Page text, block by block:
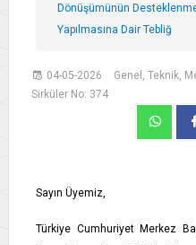
Dönüşümünün
Yapılmasına Dair Tebliğ
04-05-2026 Genel, Teknik,
Sirküler No: 374
Sayın Üyemiz,
Türkiye Cumhuriyet Merkez